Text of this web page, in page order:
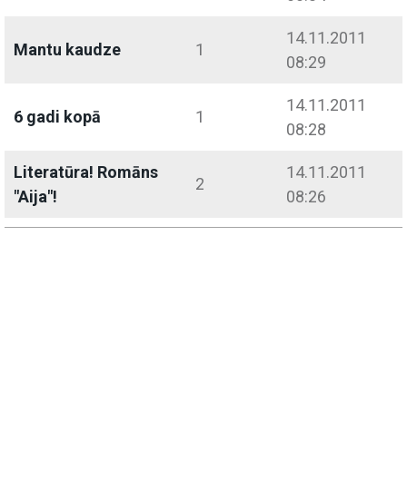
Mantu kaudze 1
14.11.2011
08:29
6 gadi kopā 1
14.11.2011
08:28
Literatūra! Romāns
"Aija"!
2
14.11.2011
08:26